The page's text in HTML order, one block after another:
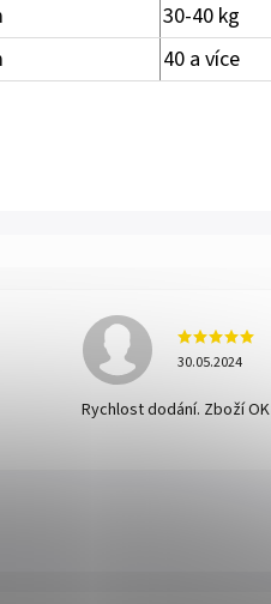
30-40 kg
40 a více
30.05.2024
Rychlost dodání. Zboží OK